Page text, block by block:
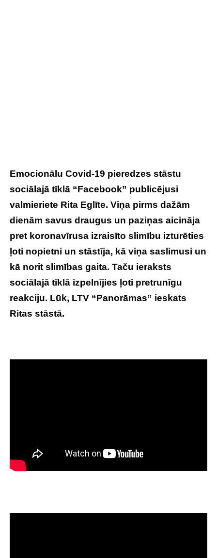
Emocionālu Covid-19 pieredzes stāstu
sociālajā tīklā “Facebook” publicējusi
valmieriete Rita Eglīte. Viņa pirms dažām
dienām savus draugus un paziņas aicināja
pret koronavīrusa izraisīto slimību izturēties
ļoti nopietni un stāstīja, kā viņa saslimusi un
kā norit slimības gaita. Taču ieraksts
sociālajā tīklā izpelnījies ļoti pretrunīgu
reakciju. Lūk, LTV “Panorāmas” ieskats
Ritas stāstā.